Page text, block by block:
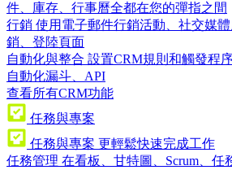
件、庫存、行事曆全都在您的彈指之間
行銷 使用電子郵件行銷活動、社交媒
銷、登陸頁面
自動化與整合 設置CRM規則和觸發程
自動化漏斗、API
查看所有CRM功能
任務與專案
任務與專案 更輕鬆快速完成工作
任務管理 在看板、甘特圖、Scrum、任